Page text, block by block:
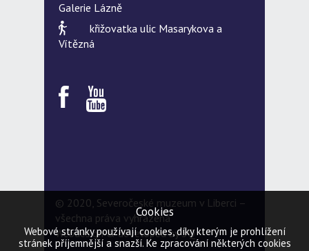
Galerie Lázně
křižovatka ulic Masarykova a
Vítězná
© 2020, Severočeské muzeum v Liberci –
všechna práva vyhrazena
Webdesign & developed by5Q
Cookies
Webové stránky používají cookies, díky kterým je prohlížení
stránek příjemnější a snazší. Ke zpracování některých cookies